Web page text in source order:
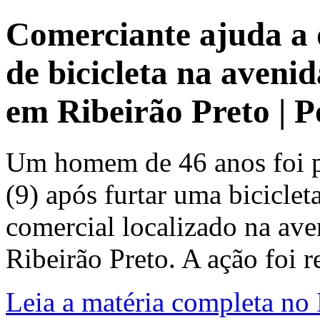
Comerciante ajuda
de bicicleta na
em Ribeirão Preto |
Um homem de 46 anos foi
(9) após furtar uma
comercial localizado na
Ribeirão Preto. A ação foi
Leia a matéria completa no